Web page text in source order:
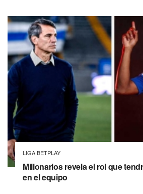
LIGA BETPLAY
Millonarios revela el rol que
en el equipo